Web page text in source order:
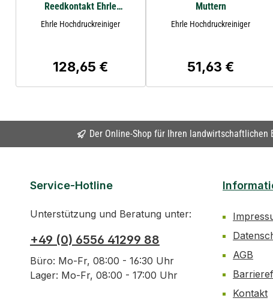
Reedkontakt Ehrle
Heißwassergerät
Ehrle Hochdruckreiniger
Regulärer Preis:
128,65 €
Muttern
Ehrle Hochdruckreiniger
Regulärer Preis:
51,63 €
Der Online-Shop für Ihren landwirtschaftlichen
Service-Hotline
Unterstützung und Beratung unter:
+49 (0) 6556 41299 88
Büro: Mo-Fr, 08:00 - 16:30 Uhr
Lager: Mo-Fr, 08:00 - 17:00 Uhr
AGB
Kontakt